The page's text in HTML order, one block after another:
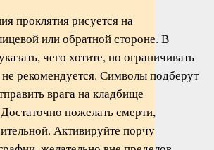
проклятия рисуется на
или обратной стороне. В
чего хотите, но ограничивать
рекомендуется. Символы подберут
врага на кладбище
пожелать смерти,
Активируйте порчу